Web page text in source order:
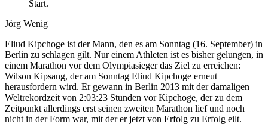
Start.
Jörg Wenig
Eliud Kipchoge ist der Mann, den es am Sonntag (16. September) in
Berlin zu schlagen gilt. Nur einem Athleten ist es bisher gelungen, in
einem Marathon vor dem Olympiasieger das Ziel zu erreichen:
Wilson Kipsang, der am Sonntag Eliud Kipchoge erneut
herausfordern wird. Er gewann in Berlin 2013 mit der damaligen
Weltrekordzeit von 2:03:23 Stunden vor Kipchoge, der zu dem
Zeitpunkt allerdings erst seinen zweiten Marathon lief und noch
nicht in der Form war, mit der er jetzt von Erfolg zu Erfolg eilt.